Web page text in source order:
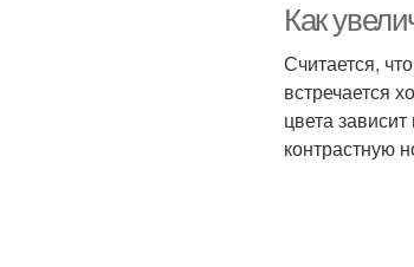
Как
Считается,
встречается
цвета
контрастную